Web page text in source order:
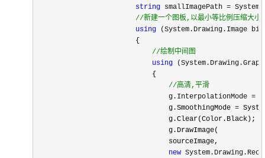
string smallImagePath =
//新建一个图板,以最小等比例压缩大小
using (System.Drawing.Image
                        {
//绘制中间图
using
                            {
//高清,平滑
                                g.InterpolationMode =
                                g.SmoothingMode
=
                                g.Clear(Color.Black);
                                g.DrawImage(
                                sourceImage,
new